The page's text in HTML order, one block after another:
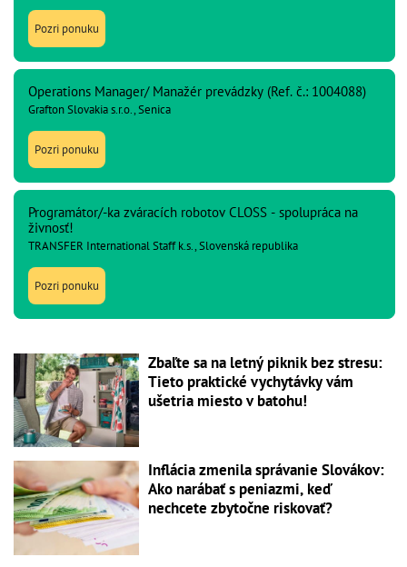
Pozri ponuku
Operations Manager/ Manažér prevádzky (Ref. č.: 1004088)
Grafton Slovakia s.r.o., Senica
Pozri ponuku
Programátor/-ka zváracích robotov CLOSS - spolupráca na
živnosť!
TRANSFER International Staff k.s., Slovenská republika
Pozri ponuku
Zbaľte sa na letný piknik bez stresu:
Tieto praktické vychytávky vám
ušetria miesto v batohu!
Inflácia zmenila správanie Slovákov:
Ako narábať s peniazmi, keď
nechcete zbytočne riskovať?